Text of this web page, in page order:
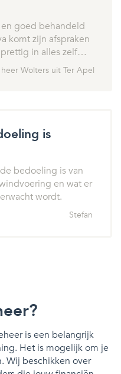
goed behandeld
komt zijn afspraken
in alles zelf…
Wolters uit Ter Apel
is
bedoeling is van
en wat er
wordt.
Stefan
is een belangrijk
Het is mogelijk om je
Wij beschikken over